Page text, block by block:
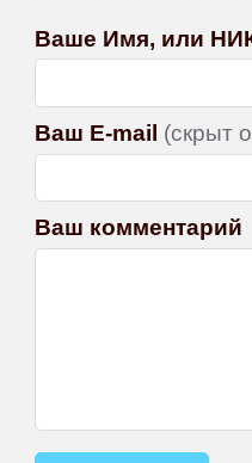
Ваше Имя, или
Ваш E-mail (скрыт
Ваш комментарий